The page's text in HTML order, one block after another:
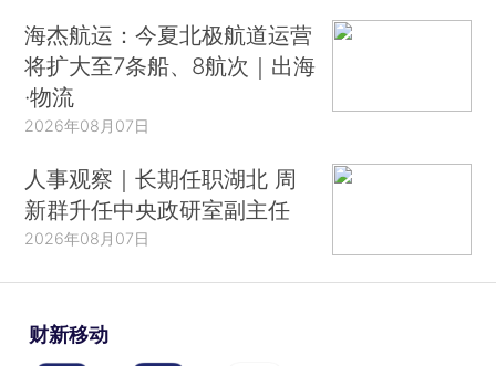
海杰航运：今夏北极航道运营
将扩大至7条船、8航次｜出海
·物流
2026年08月07日
人事观察｜长期任职湖北 周
新群升任中央政研室副主任
2026年08月07日
财新移动